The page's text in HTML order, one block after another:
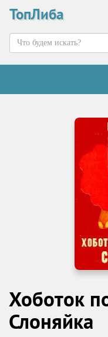
ТопЛиба
Хоботок
Слоняйка